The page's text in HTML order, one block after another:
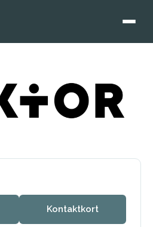
Kontaktkort